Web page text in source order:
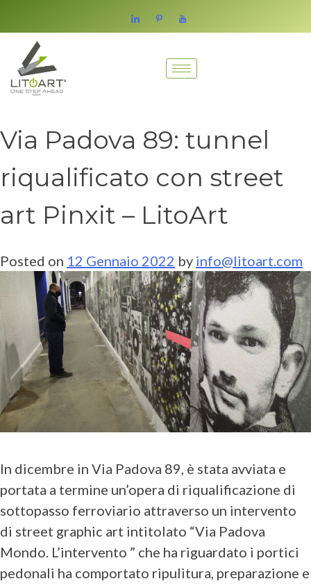
Via Padova 89: tunnel
riqualificato con street
art Pinxit – LitoArt
Posted on 12 Gennaio 2022 by info@litoart.com
In dicembre in Via Padova 89, è stata avviata e
portata a termine un’opera di riqualificazione di
sottopasso ferroviario attraverso un intervento
di street graphic art intitolato “Via Padova
Mondo. L’intervento ” che ha riguardato i portici
pedonali ha comportato ripulitura, preparazione e